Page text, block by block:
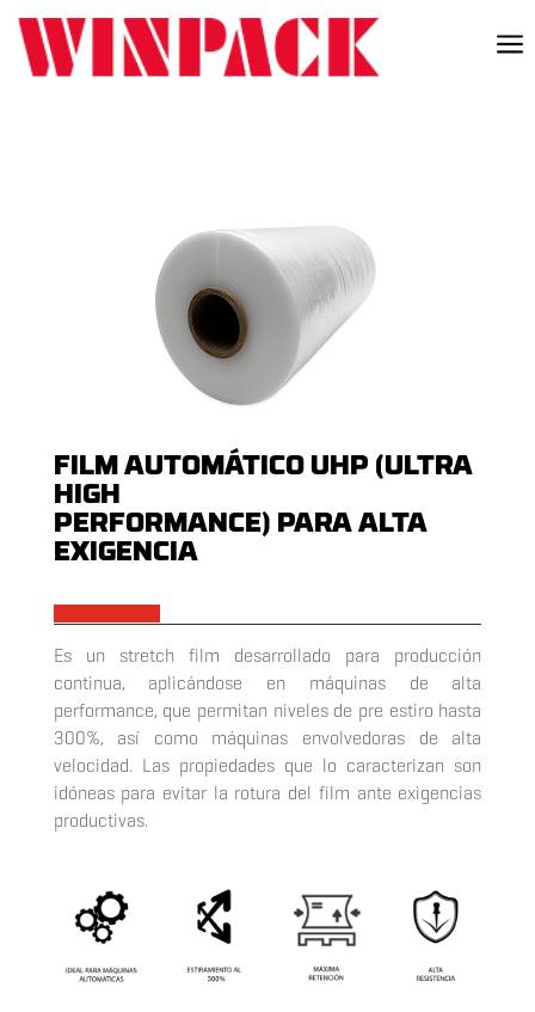
a
FILM AUTOMÁTICO UHP (ULTRA
HIGH
PERFORMANCE) PARA ALTA
EXIGENCIA
Es un stretch film desarrollado para producción
continua, aplicándose en máquinas de alta
performance, que permitan niveles de pre estiro hasta
300%, así como máquinas envolvedoras de alta
velocidad. Las propiedades que lo caracterizan son
idóneas para evitar la rotura del film ante exigencias
productivas.